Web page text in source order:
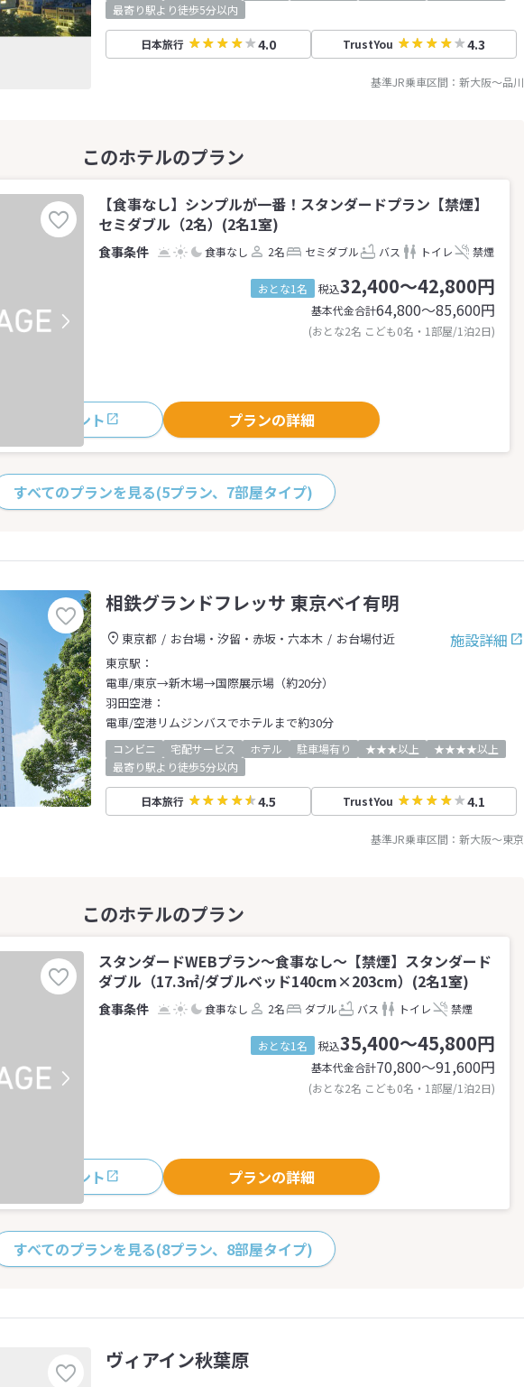
最寄り駅より徒歩5分以内
日本旅行 4.0 TrustYou 4.3
基準JR乗車区間： 新大阪～品川
【食事なし】シンプルが一番！スタンダードプラン【禁煙】
セミダブル（2名）(2名1室)
食事なし 2名 セミダブル バス トイレ 禁煙
おとな1名 税込32,400～42,800円
基本代金合計64,800〜85,600円
(おとな2名 こども0名・1部屋/1泊2日)
おすすめポイント プランの詳細
すべてのプランを見る(5プラン、7部屋タイプ)
相鉄グランドフレッサ 東京ベイ有明
施設詳細
東京都 お台場・汐留・赤坂・六本木
お台場付近
東京駅：
電車/東京→新木場→国際展示場（約20分）
羽田空港：
電車/空港リムジンバスでホテルまで約30分
コンビニ 宅配サービス ホテル 駐車場有り ★★★以上
★★★★以上
最寄り駅より徒歩5分以内
日本旅行 4.5 TrustYou 4.1
基準JR乗車区間： 新大阪～東京
スタンダードWEBプラン～食事なし～【禁煙】スタンダード
ダブル（17.3㎡/ダブルベッド140cm×203cm）(2名1室)
食事なし 2名 ダブル バス トイレ 禁煙
おとな1名 税込35,400～45,800円
基本代金合計70,800〜91,600円
(おとな2名 こども0名・1部屋/1泊2日)
おすすめポイント プランの詳細
すべてのプランを見る(8プラン、8部屋タイプ)
ヴィアイン秋葉原